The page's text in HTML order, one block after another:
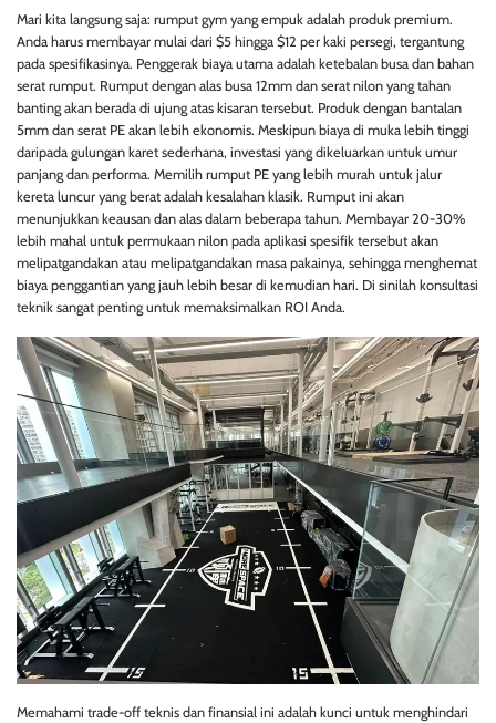
Mari kita langsung saja: rumput gym yang empuk adalah produk premium.
Anda harus membayar mulai dari $5 hingga $12 per kaki persegi, tergantung
pada spesifikasinya. Penggerak biaya utama adalah ketebalan busa dan bahan
serat rumput. Rumput dengan alas busa 12mm dan serat nilon yang tahan
banting akan berada di ujung atas kisaran tersebut. Produk dengan bantalan
5mm dan serat PE akan lebih ekonomis. Meskipun biaya di muka lebih tinggi
daripada gulungan karet sederhana, investasi yang dikeluarkan untuk umur
panjang dan performa. Memilih rumput PE yang lebih murah untuk jalur
kereta luncur yang berat adalah kesalahan klasik. Rumput ini akan
menunjukkan keausan dan alas dalam beberapa tahun. Membayar 20-30%
lebih mahal untuk permukaan nilon pada aplikasi spesifik tersebut akan
melipatgandakan atau melipatgandakan masa pakainya, sehingga menghemat
biaya penggantian yang jauh lebih besar di kemudian hari. Di sinilah konsultasi
teknik sangat penting untuk memaksimalkan ROI Anda.
Memahami trade-off teknis dan finansial ini adalah kunci untuk menghindari